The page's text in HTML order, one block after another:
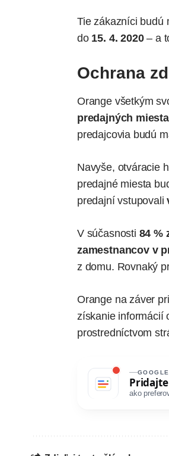
Tie zákazníci budú
do 15. 4. 2020– a
Ochrana
Orange všetkým
predajných
predajcovia budú
Navyše, otváracie
predajné miesta
predajní vstupovali
V súčasnosti 84 %
zamestnancov v
z domu. Rovnaký
Orange na záver
získanie informácií
prostredníctvom
Pridajte
ako